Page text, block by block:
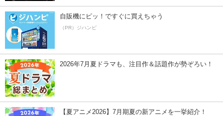
自販機にピッ！ですぐに買えちゃう
（PR）ジハンピ
2026年7月夏ドラマも、注目作＆話題作が勢ぞろい！
【夏アニメ2026】7月期夏の新アニメを一挙紹介！